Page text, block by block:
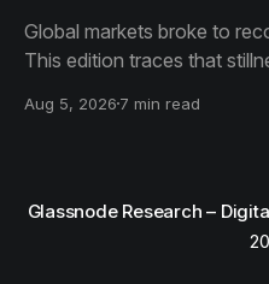
Global markets broke to
This edition traces that
than capitulation, and an
Aug 5, 2026 7 min read
Glassnode Research –